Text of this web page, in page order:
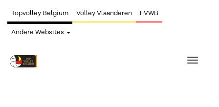
Topvolley Belgium Volley Vlaanderen FVWB
Andere Websites
Toggle